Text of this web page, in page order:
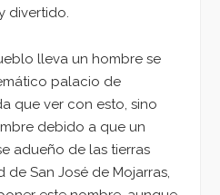
divertido.
lleva un hombre se
palacio de
que ver con esto, sino
debido a que un
adueño de las tierras
San José de Mojarras,